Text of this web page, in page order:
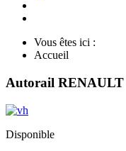
Vous êtes ici :
Accueil
Autorail
Disponible